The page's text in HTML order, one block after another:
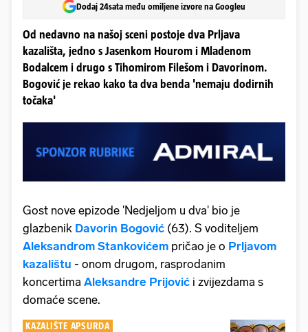
Dodaj 24sata među omiljene izvore na Googleu
Od nedavno na našoj sceni postoje dva Prljava
kazališta, jedno s Jasenkom Hourom i Mladenom
Bodalcem i drugo s Tihomirom Filešom i Davorinom.
Bogović je rekao kako ta dva benda 'nemaju dodirnih
točaka'
Gost nove epizode 'Nedjeljom u dva' bio je
glazbenik Davorin Bogović (63). S voditeljem
Aleksandrom Stankovićem pričao je o Prljavom
kazalištu - onom drugom, rasprodanim
koncertima Aleksandre Prijović i zvijezdama s
domaće scene.
KAZALIŠTE APSURDA